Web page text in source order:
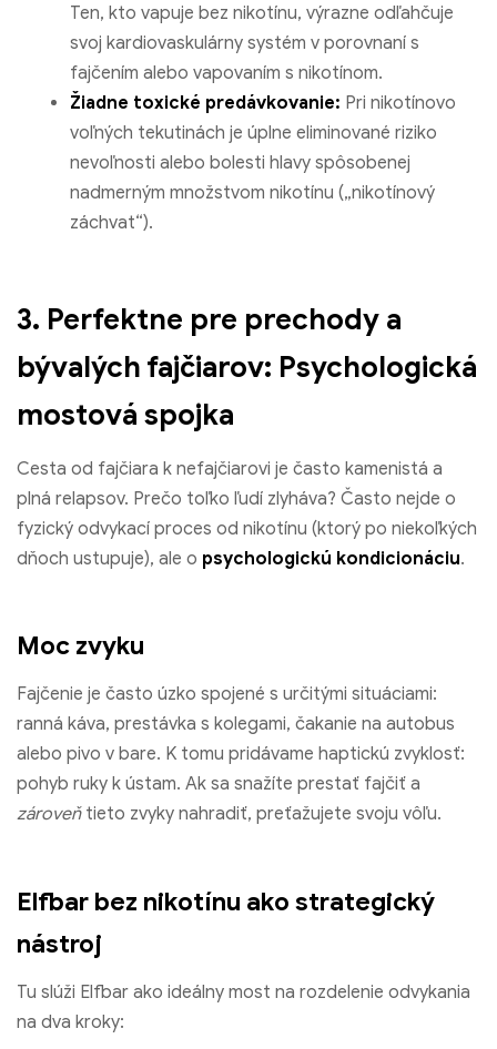
Ten, kto vapuje bez nikotínu, výrazne odľahčuje
svoj kardiovaskulárny systém v porovnaní s
fajčením alebo vapovaním s nikotínom.
Žiadne toxické predávkovanie: Pri nikotínovo
voľných tekutinách je úplne eliminované riziko
nevoľnosti alebo bolesti hlavy spôsobenej
nadmerným množstvom nikotínu („nikotínový
záchvat“).
3. Perfektne pre prechody a
bývalých fajčiarov: Psychologická
mostová spojka
Cesta od fajčiara k nefajčiarovi je často kamenistá a
plná relapsov. Prečo toľko ľudí zlyháva? Často nejde o
fyzický odvykací proces od nikotínu (ktorý po niekoľkých
dňoch ustupuje), ale o psychologickú kondicionáciu.
Moc zvyku
Fajčenie je často úzko spojené s určitými situáciami:
ranná káva, prestávka s kolegami, čakanie na autobus
alebo pivo v bare. K tomu pridávame haptickú zvyklosť:
pohyb ruky k ústam. Ak sa snažíte prestať fajčiť a
zároveňtieto zvyky nahradiť, preťažujete svoju vôľu.
Elfbar bez nikotínu ako strategický
nástroj
Tu slúži Elfbar ako ideálny most na rozdelenie odvykania
na dva kroky: